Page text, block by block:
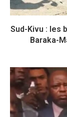
Sud-Kivu : les
Baraka-